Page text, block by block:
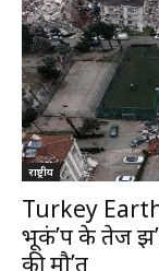
राष्ट्रीय
Turkey
भूकं’प के तेज
की मौ’त